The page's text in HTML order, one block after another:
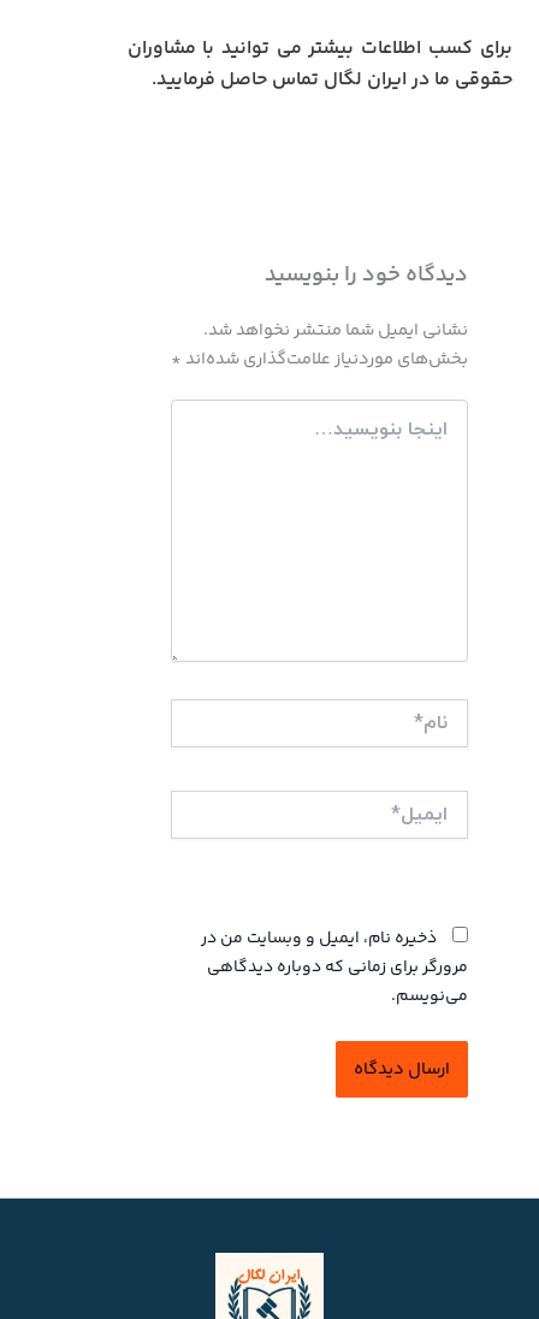
برای کسب اطلاعات بیشتر می توانید با مشاوران
حقوقی ما در ایران لگال تماس حاصل فرمایید.
دیدگاه‌ خود را بنویسید
نشانی ایمیل شما منتشر نخواهد شد.
بخش‌های موردنیاز علامت‌گذاری شده‌اند *
اینجا
بنویسید…
نام*
ایمیل*
ذخیره نام، ایمیل و وبسایت من در
مرورگر برای زمانی که دوباره دیدگاهی
می‌نویسم.